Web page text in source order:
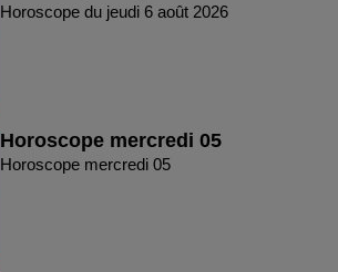
Horoscope du jeudi 6 août 2026
Horoscope mercredi 05
Horoscope mercredi 05